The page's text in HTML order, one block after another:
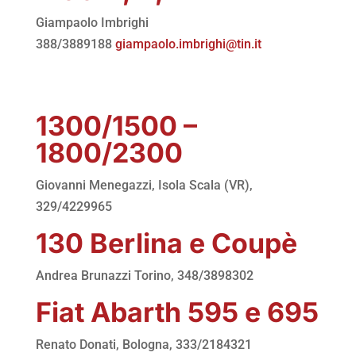
Giampaolo Imbrighi
388/3889188 giampaolo.imbrighi@tin.it
1300/1500 –
1800/2300
Giovanni Menegazzi, Isola Scala (VR),
329/4229965
130 Berlina e Coupè
Andrea Brunazzi Torino, 348/3898302
Fiat Abarth 595 e 695
Renato Donati, Bologna, 333/2184321